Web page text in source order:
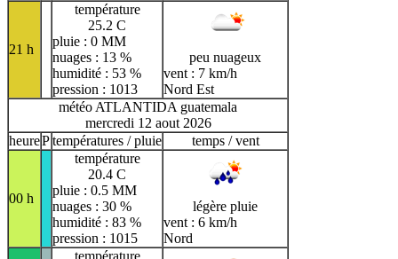
21 h
température
25.2 C
pluie : 0 MM
nuages : 13 %
humidité : 53 %
pression : 1013
peu nuageux
vent : 7 km/h
Nord Est
météo ATLANTIDA guatemala
mercredi 12 aout 2026
heurePtempératures / pluie temps / vent
00 h
température
20.4 C
pluie : 0.5 MM
nuages : 30 %
humidité : 83 %
pression : 1015
légère pluie
vent : 6 km/h
Nord
température